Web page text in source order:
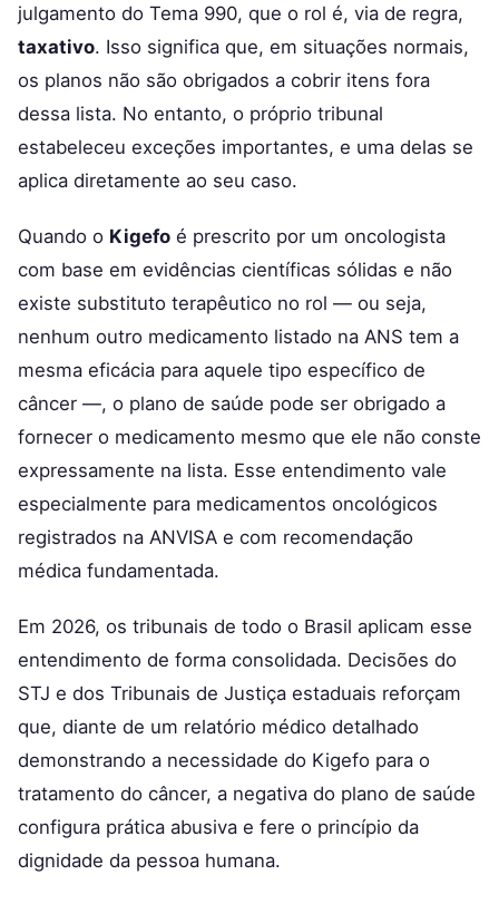
julgamento do Tema 990, que o rol é, via de regra,
taxativo. Isso significa que, em situações normais,
os planos não são obrigados a cobrir itens fora
dessa lista. No entanto, o próprio tribunal
estabeleceu exceções importantes, e uma delas se
aplica diretamente ao seu caso.
Quando o Kigefo é prescrito por um oncologista
com base em evidências científicas sólidas e não
existe substituto terapêutico no rol — ou seja,
nenhum outro medicamento listado na ANS tem a
mesma eficácia para aquele tipo específico de
câncer —, o plano de saúde pode ser obrigado a
fornecer o medicamento mesmo que ele não conste
expressamente na lista. Esse entendimento vale
especialmente para medicamentos oncológicos
registrados na ANVISA e com recomendação
médica fundamentada.
Em 2026, os tribunais de todo o Brasil aplicam esse
entendimento de forma consolidada. Decisões do
STJ e dos Tribunais de Justiça estaduais reforçam
que, diante de um relatório médico detalhado
demonstrando a necessidade do Kigefo para o
tratamento do câncer, a negativa do plano de saúde
configura prática abusiva e fere o princípio da
dignidade da pessoa humana.